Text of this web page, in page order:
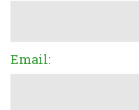
Email: